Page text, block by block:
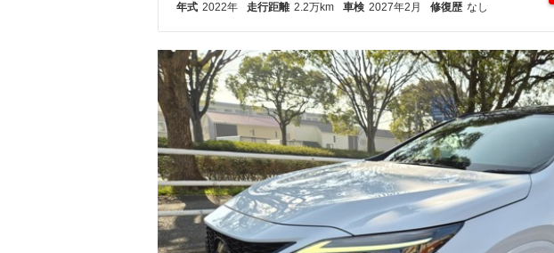
年式 2022年 走行距離 2.2万km 車検 2027年2月 修復歴 なし